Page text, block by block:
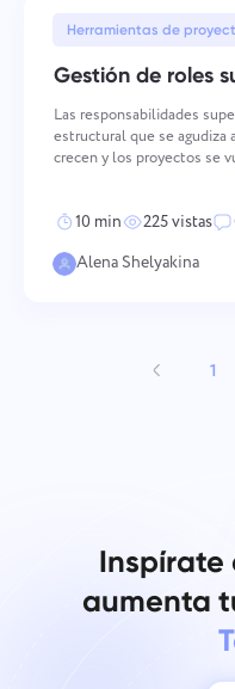
Herramientas de
Gestión de roles
Las responsabilidades
estructural que se agudiza
crecen y los proyectos se
interpersonal
10 min 225 vistas
Alena Shelyakina
1
Inspírate
aumenta